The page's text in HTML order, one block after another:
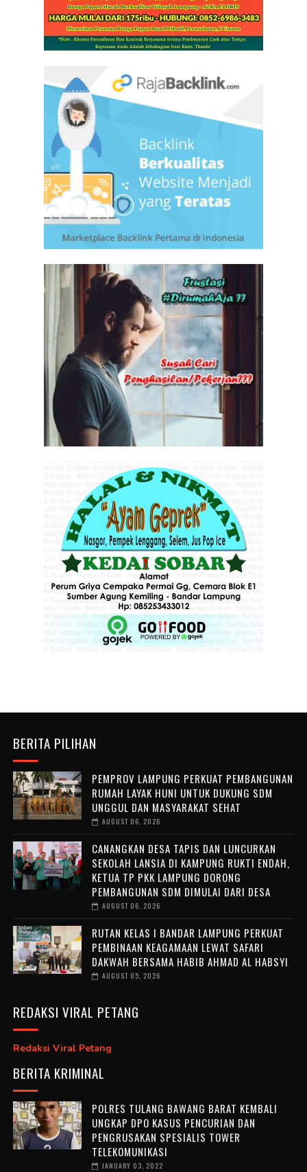
BERITA PILIHAN
PEMPROV LAMPUNG PERKUAT PEMBANGUNAN
RUMAH LAYAK HUNI UNTUK DUKUNG SDM
UNGGUL DAN MASYARAKAT SEHAT
AUGUST 06, 2026
CANANGKAN DESA TAPIS DAN LUNCURKAN
SEKOLAH LANSIA DI KAMPUNG RUKTI ENDAH,
KETUA TP PKK LAMPUNG DORONG
PEMBANGUNAN SDM DIMULAI DARI DESA
AUGUST 06, 2026
RUTAN KELAS I BANDAR LAMPUNG PERKUAT
PEMBINAAN KEAGAMAAN LEWAT SAFARI
DAKWAH BERSAMA HABIB AHMAD AL HABSYI
AUGUST 05, 2026
REDAKSI VIRAL PETANG
Redaksi Viral Petang
BERITA KRIMINAL
POLRES TULANG BAWANG BARAT KEMBALI
UNGKAP DPO KASUS PENCURIAN DAN
PENGRUSAKAN SPESIALIS TOWER
TELEKOMUNIKASI
JANUARY 03, 2022